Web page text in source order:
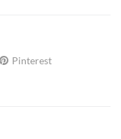
Pinterest